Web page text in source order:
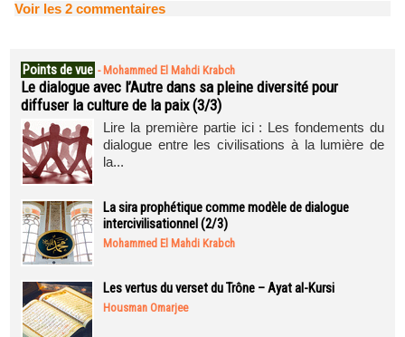
Voir les 2 commentaires
Points de vue - Mohammed El Mahdi Krabch
Le dialogue avec l’Autre dans sa pleine diversité pour
diffuser la culture de la paix (3/3)
Lire la première partie ici : Les fondements du
dialogue entre les civilisations à la lumière de
la...
La sira prophétique comme modèle de dialogue
intercivilisationnel (2/3)
Mohammed El Mahdi Krabch
Les vertus du verset du Trône – Ayat al-Kursi
Housman Omarjee